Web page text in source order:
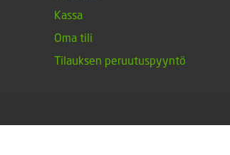
Kassa
Oma tili
Tilauksen peruutuspyyntö